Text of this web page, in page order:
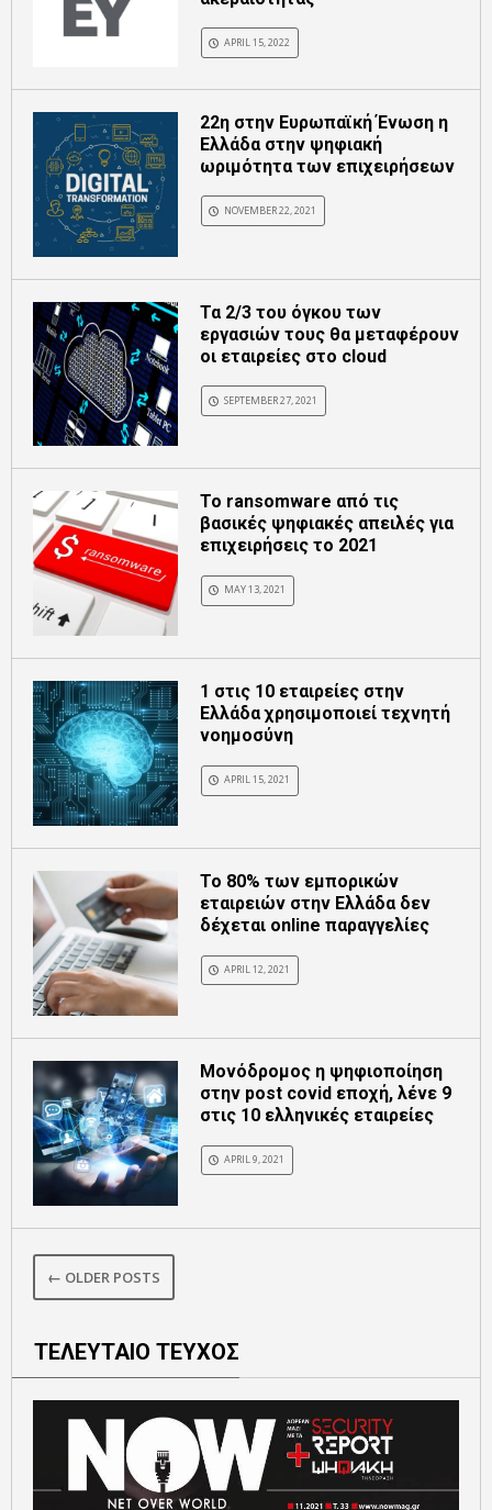
APRIL 15, 2022
22η στην Ευρωπαϊκή Ένωση η
Ελλάδα στην ψηφιακή
ωριμότητα των επιχειρήσεων
NOVEMBER 22, 2021
Τα 2/3 του όγκου των
εργασιών τους θα μεταφέρουν
οι εταιρείες στο cloud
SEPTEMBER 27, 2021
Το ransomware από τις
βασικές ψηφιακές απειλές για
επιχειρήσεις το 2021
MAY 13, 2021
1 στις 10 εταιρείες στην
Ελλάδα χρησιμοποιεί τεχνητή
νοημοσύνη
APRIL 15, 2021
Το 80% των εμπορικών
εταιρειών στην Ελλάδα δεν
δέχεται online παραγγελίες
APRIL 12, 2021
Μονόδρομος η ψηφιοποίηση
στην post covid εποχή, λένε 9
στις 10 ελληνικές εταιρείες
APRIL 9, 2021
← OLDER POSTS
ΤΕΛΕΥΤΑΙΟ ΤΕΥΧΟΣ